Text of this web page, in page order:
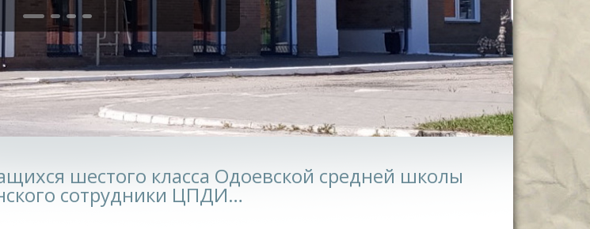
шестого класса Одоевской средней школы
сотрудники ЦПДИ…